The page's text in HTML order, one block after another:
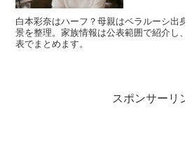
白本彩奈はハーフ？母親はベラルーシ出
景を整理。家族情報は公表範囲で紹介し
表でまとめます。
スポンサーリ